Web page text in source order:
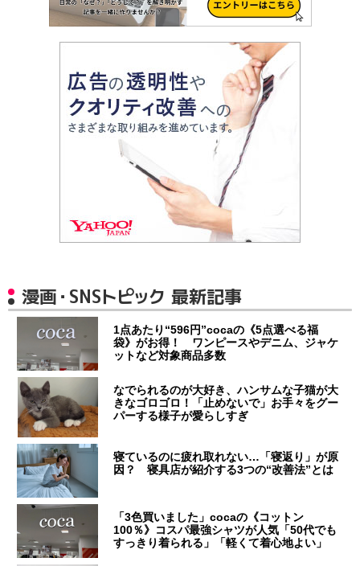
漫画・SNSトピック 最新記事
1点あたり“596円”cocaの《5点選べる福
袋》がお得！ ワンピースやデニム、ジャケ
ットなど対象商品多数
なでられるのが大好き、ハンサムな子猫が大
きなゴロゴロ！「止めないで」お手々をグー
パーする様子が愛らしすぎ
寝ているのに疲れ取れない…「寝返り」が原
因？ 寝具店が紹介する3つの“改善法”とは
「3色買いました」cocaの《コットン
100％》コスパ最強シャツが人気「50代でも
すっきり着られる」「軽くて着心地よい」